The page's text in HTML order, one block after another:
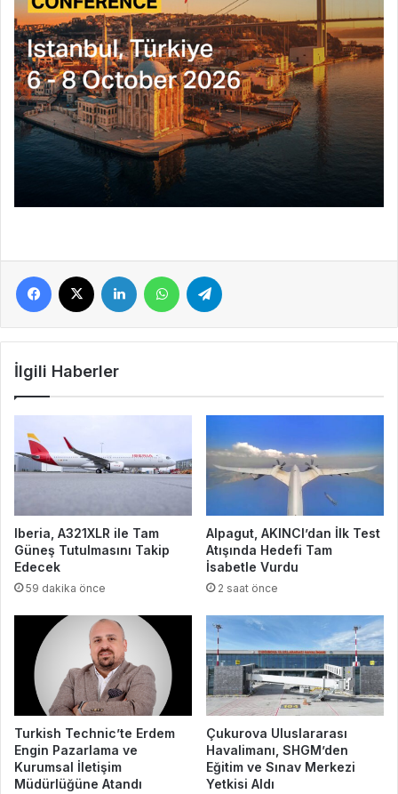
Facebook LinkedIn WhatsApp
İlgili Haberler
Iberia, A321XLR ile Tam
Güneş Tutulmasını Takip
Edecek
59 dakika önce
Alpagut, AKINCI’dan İlk Test
Atışında Hedefi Tam
İsabetle Vurdu
2 saat önce
Turkish Technic’te Erdem
Engin Pazarlama ve
Kurumsal İletişim
Müdürlüğüne Atandı
Çukurova Uluslararası
Havalimanı, SHGM’den
Eğitim ve Sınav Merkezi
Yetkisi Aldı